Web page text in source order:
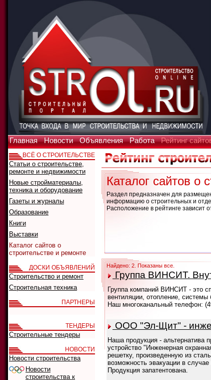
Главная Новости Объявления Работа Рейтинг
Каталог сайтов
Раздел предназначен для
информацию о строительных и
Расположение в рейтинге зависит
Найдено: 2. Показаны все.
Группа ВИНСИТ.
Группа компаний ВИНСИТ - это
вентиляции, отопление,
Наш многоканальный телефон:
ООО "Эл-Щит" -
Наша продукция -
устройство "Инженерная
решетку, произведенную из
возможность эвакуации в
Продукция запатентована.
ВСЁ О СТРОИТЕЛЬСТВЕ
Статьи о строительстве,
ремонте и недвижимости
Новые стройматериалы,
техника и оборудование
Газеты и журналы
Образование
Книги
Выставки
Каталог сайтов о
строительстве и ремонте
ДОСКИ ОБЪЯВЛЕНИЙ
Строительство и ремонт
Строительная техника
ПАРТНЕРЫ
ТЕНДЕРЫ
Строительные тендеры
НОВОСТИ
Новости строительства
Новости
строительства к